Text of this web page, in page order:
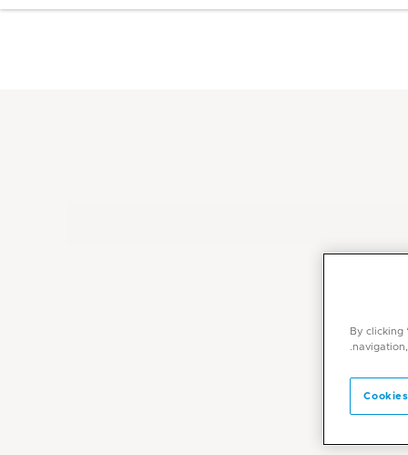
By clicking